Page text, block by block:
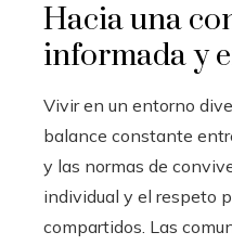
Hacia una
informada y
Vivir en un entorno
balance constante
y las normas de
individual y el respeto
compartidos. Las